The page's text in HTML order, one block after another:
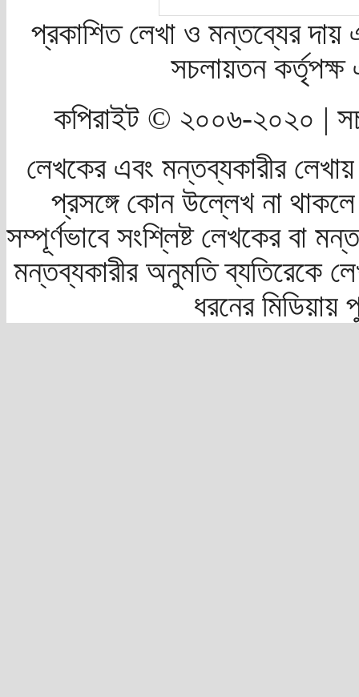
প্রকাশিত লেখা ও মন্তব্যের দায়
সচলায়তন
কপিরাইট © ২০০৬-২০২০ |
লেখকের এবং মন্তব্যকারীর
প্রসঙ্গে কোন উল্লেখ না
সম্পূর্ণভাবে সংশ্লিষ্ট লেখকের বা
মন্তব্যকারীর অনুমতি ব্যতিরেকে
ধরনের মিডিয়ায়